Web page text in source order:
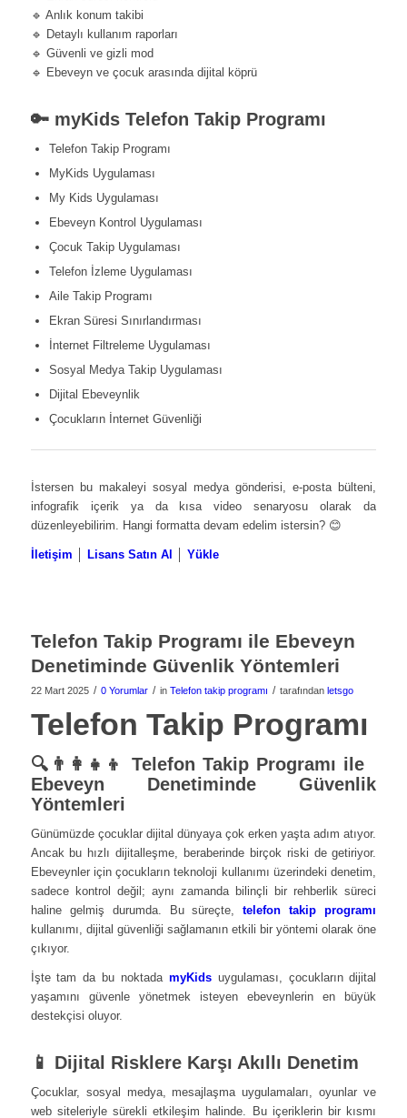
🔹 Anlık konum takibi
🔹 Detaylı kullanım raporları
🔹 Güvenli ve gizli mod
🔹 Ebeveyn ve çocuk arasında dijital köprü
🔑 myKids Telefon Takip Programı
Telefon Takip Programı
MyKids Uygulaması
My Kids Uygulaması
Ebeveyn Kontrol Uygulaması
Çocuk Takip Uygulaması
Telefon İzleme Uygulaması
Aile Takip Programı
Ekran Süresi Sınırlandırması
İnternet Filtreleme Uygulaması
Sosyal Medya Takip Uygulaması
Dijital Ebeveynlik
Çocukların İnternet Güvenliği
İstersen bu makaleyi sosyal medya gönderisi, e-posta bülteni,
infografik içerik ya da kısa video senaryosu olarak da
düzenleyebilirim. Hangi formatta devam edelim istersin? 😊
İletişim Lisans Satın Al Yükle
Telefon Takip Programı ile Ebeveyn
Denetiminde Güvenlik Yöntemleri
22 Mart 2025 / 0 Yorumlar / in Telefon takip programı / tarafından letsgo
Telefon Takip Programı
🔍👨‍👩‍👧‍👦Telefon Takip Programı ile
Ebeveyn Denetiminde Güvenlik
Yöntemleri
Günümüzde çocuklar dijital dünyaya çok erken yaşta adım atıyor.
Ancak bu hızlı dijitalleşme, beraberinde birçok riski de getiriyor.
Ebeveynler için çocukların teknoloji kullanımı üzerindeki denetim,
sadece kontrol değil; aynı zamanda bilinçli bir rehberlik süreci
haline gelmiş durumda. Bu süreçte,telefon takip programı
kullanımı, dijital güvenliği sağlamanın etkili bir yöntemi olarak öne
çıkıyor.
İşte tam da bu noktada myKidsuygulaması, çocukların dijital
yaşamını güvenle yönetmek isteyen ebeveynlerin en büyük
destekçisi oluyor.
📱 Dijital Risklere Karşı Akıllı Denetim
Çocuklar, sosyal medya, mesajlaşma uygulamaları, oyunlar ve
web siteleriyle sürekli etkileşim halinde. Bu içeriklerin bir kısmı